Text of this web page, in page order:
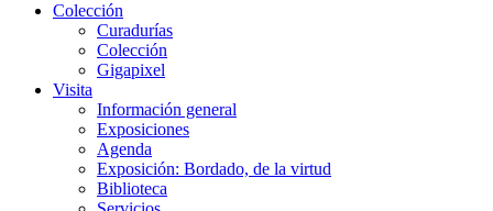
Colección
Curadurías
Colección
Gigapixel
Visita
Información general
Exposiciones
Agenda
Exposición: Bordado, de la virtud
Biblioteca